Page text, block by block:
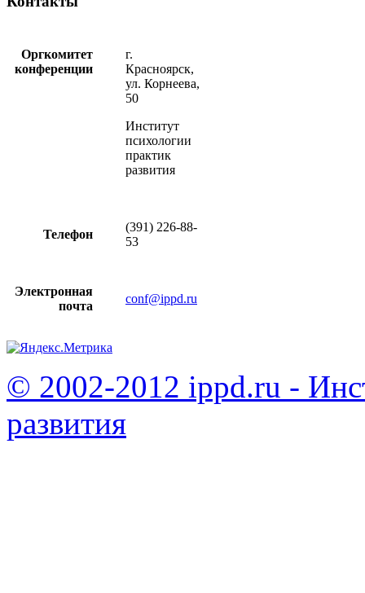
Оргкомитет
конференции
г.
Красноярск,
ул. Корнеева,
50
Институт
психологии
практик
развития
Телефон
(391) 226-88-
53
Электронная
почта
conf@ippd.ru
© 2002-2012 ippd.ru -
развития